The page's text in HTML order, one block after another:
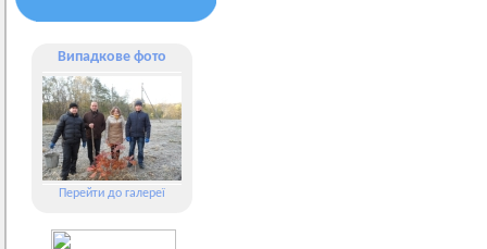
Випадкове фото
Перейти до галереї